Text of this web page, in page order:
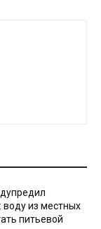
воду из местных
питьевой